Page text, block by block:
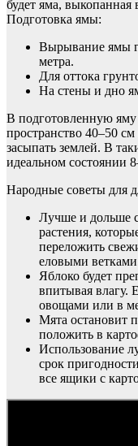
будет яма, выкопанная
Подготовка ямы:
Вырывание ямы
метра.
Для оттока
На стены и дно
В подготовленную яму
пространство 40–50
засыпать землей. В
идеальном состоянии
Народные советы для
Лучше и дольше
растения,
переложить
еловыми
Яблоко будет
впитывая влагу.
овощами или в
Мята остановит
положить в
Использование
срок
все ящики с